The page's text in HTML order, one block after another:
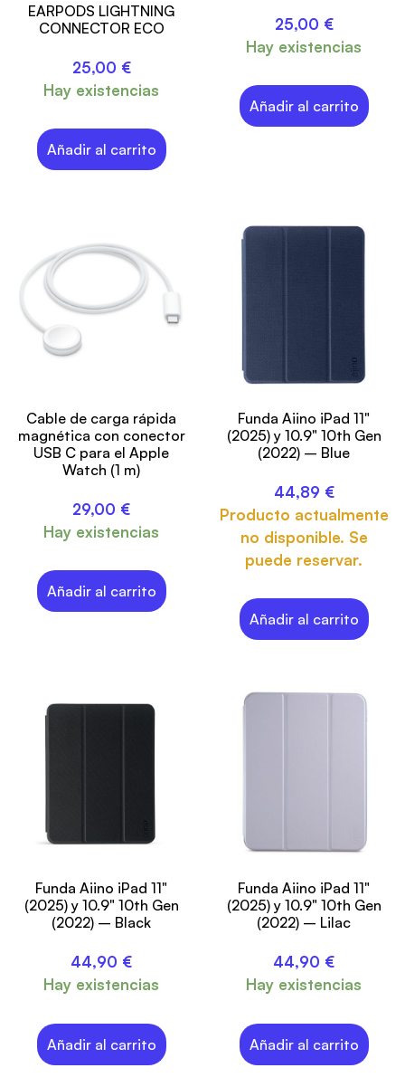
EARPODS LIGHTNING
CONNECTOR ECO
25,00 €
Hay existencias
Añadir al carrito
25,00 €
Hay existencias
Añadir al carrito
Cable de carga rápida
magnética con conector
USB C para el Apple
Watch (1 m)
29,00 €
Hay existencias
Añadir al carrito
Funda Aiino iPad 11"
(2025) y 10.9" 10th Gen
(2022) – Blue
44,89 €
Producto actualmente
no disponible. Se
puede reservar.
Añadir al carrito
Funda Aiino iPad 11"
(2025) y 10.9" 10th Gen
(2022) – Black
44,90 €
Hay existencias
Añadir al carrito
Funda Aiino iPad 11"
(2025) y 10.9" 10th Gen
(2022) – Lilac
44,90 €
Hay existencias
Añadir al carrito